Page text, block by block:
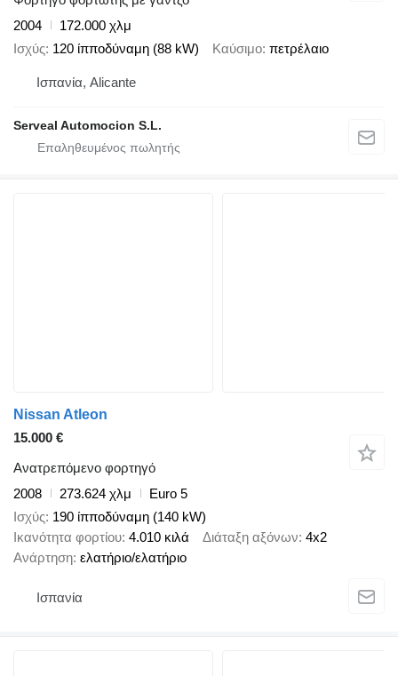
2004
172.000 χλμ
Ισχύς 120 ίπποδύναμη (88 kW) Καύσιμο πετρέλαιο
Ισπανία, Alicante
Serveal Automocion S.L.
Nissan Atleon
15.000 €
Ανατρεπόμενο φορτηγό
2008
273.624 χλμ
Euro 5
Ισχύς 190 ίπποδύναμη (140 kW)
Ικανότητα φορτίου 4.010 κιλά Διάταξη αξόνων 4x2
Ανάρτηση ελατήριο/ελατήριο
Ισπανία